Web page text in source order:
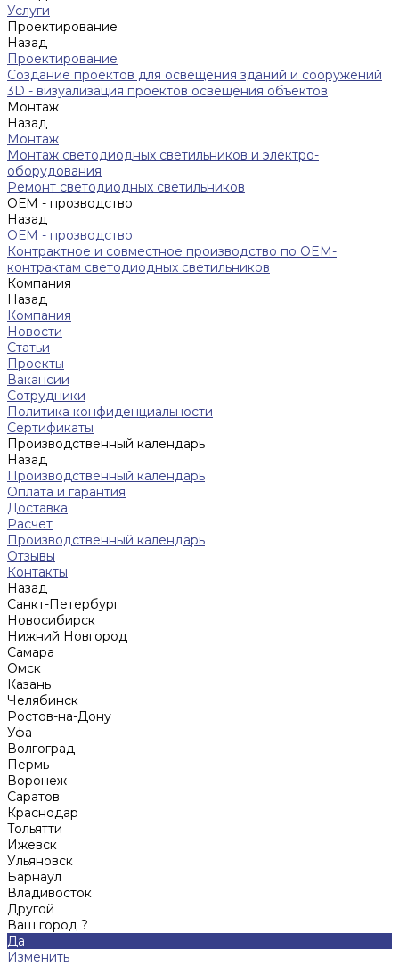
Услуги
Проектирование
Назад
Проектирование
Создание проектов для освещения зданий и сооружений
3D - визуализация проектов освещения объектов
Монтаж
Назад
Монтаж
Монтаж светодиодных светильников и электро-
оборудования
Ремонт светодиодных светильников
ОЕМ - прозводство
Назад
ОЕМ - прозводство
Контрактное и совместное производство по OEM-
контрактам светодиодных светильников
Компания
Назад
Компания
Новости
Статьи
Проекты
Вакансии
Сотрудники
Политика конфиденциальности
Сертификаты
Производственный календарь
Назад
Производственный календарь
Оплата и гарантия
Доставка
Расчет
Производственный календарь
Отзывы
Контакты
Назад
Санкт-Петербург
Новосибирск
Нижний Новгород
Cамара
Омск
Казань
Челябинск
Ростов-на-Дону
Уфа
Волгоград
Пермь
Воронеж
Саратов
Краснодар
Тольятти
Ижевск
Ульяновск
Барнаул
Владивосток
Другой
Ваш город ?
Да
Изменить